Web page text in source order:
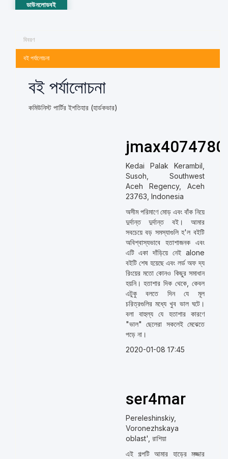
ডাউনলোডবই
বিবরণ
বই পর্যালোচনা
বই পর্যালোচনা
কমিউনিস্ট পার্টির ইশতিহার (হার্ডকভার)
jmax4074780
Kedai Palak Kerambil,
Susoh, Southwest
Aceh Regency, Aceh
23763, Indonesia
অসীম পরিমাণে মোড় এবং বাঁক নিয়ে
দুর্দান্ত দুর্দান্ত বই। আমার
সবচেয়ে বড় সমস্যাগুলি হ'ল বইটি
অবিশ্বাস্যভাবে হতাশাজনক এবং
এটি একা দাঁড়িয়ে নেই alone
বইটি শেষ হয়েছে এবং লর্ড অফ দ্য
রিংয়ের মতো কোনও কিছুর সমাধান
হয়নি। হতাশার দিক থেকে, কেবল
এটুকু বলতে দিন যে মূল
চরিত্রগুলির মধ্যে খুব ভাল ঘটে।
বলা বাহুল্য যে হতাশার কারণে
"ভাল" ছেলেরা সকলেই মেঝেতে
পড়ে না।
2020-01-08 17:45
ser4mar
Pereleshinskiy,
Voronezhskaya
oblast', রাশিয়া
এই গল্পটি আমার হাড়ের মজ্জার